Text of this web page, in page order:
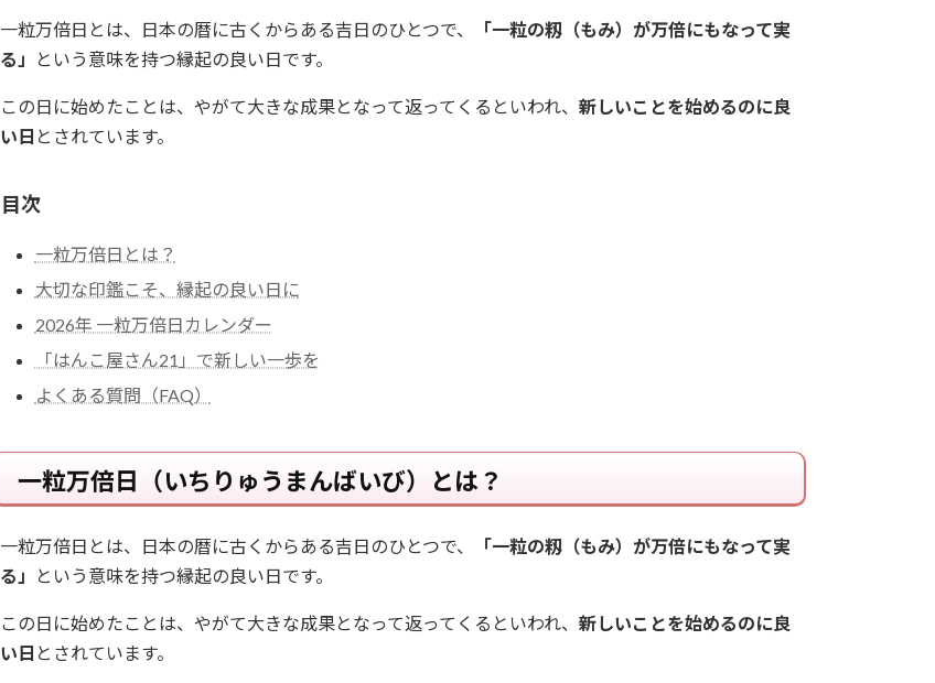
一粒万倍日とは、日本の暦に古くからある吉日のひとつで、
「一粒の籾（もみ）が万倍にもなって実
る」
という意味を持つ縁起の良い日です。
この日に始めたことは、やがて大きな成果となって返ってくるといわれ、 新しいことを始めるのに良
い日 とされています。
目次
一粒万倍日とは？
大切な印鑑こそ、縁起の良い日に
2026年 一粒万倍日カレンダー
「はんこ屋さん21」で新しい一歩を
よくある質問（FAQ）
一粒万倍日（いちりゅうまんばいび）とは？
一粒万倍日とは、日本の暦に古くからある吉日のひとつで、
「一粒の籾（もみ）が万倍にもなって実
る」
という意味を持つ縁起の良い日です。
この日に始めたことは、やがて大きな成果となって返ってくるといわれ、 新しいことを始めるのに良
い日 とされています。